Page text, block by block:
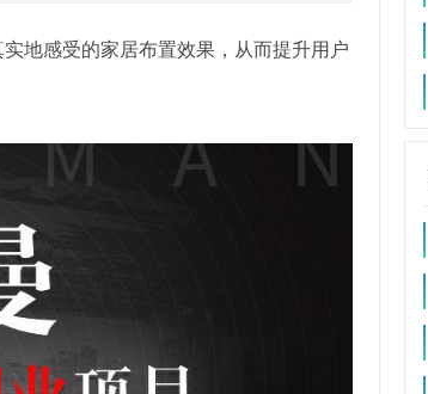
地感受的家居布置效果，从而提升用户